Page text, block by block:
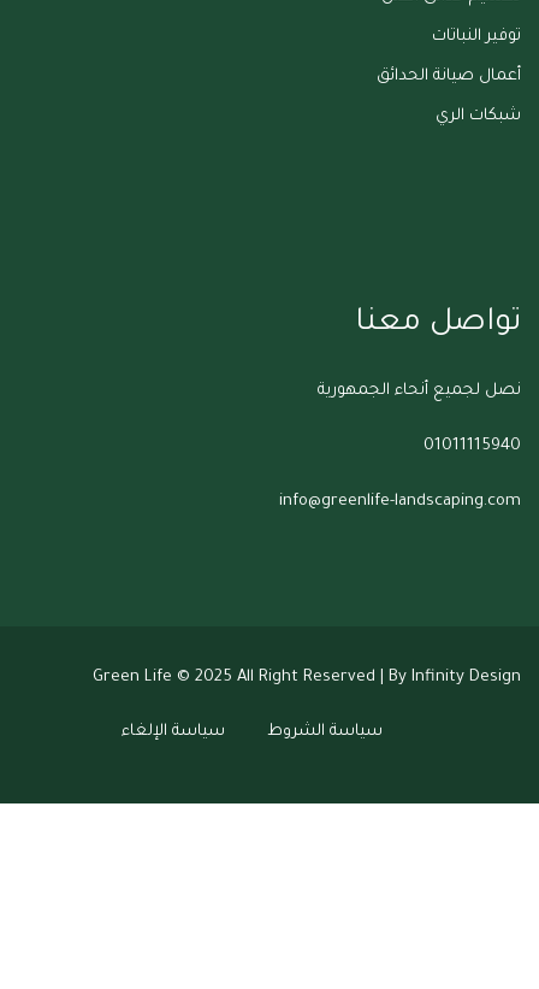
توفير النباتات
أعمال صيانة الحدائق
شبكات الري
تواصل معنا
نصل لجميع أنحاء الجمهورية
01011115940
info@greenlife-landscaping.com
Green Life © 2025 All Right Reserved | By Infinity Design
سياسة الشروط سياسة الإلغاء